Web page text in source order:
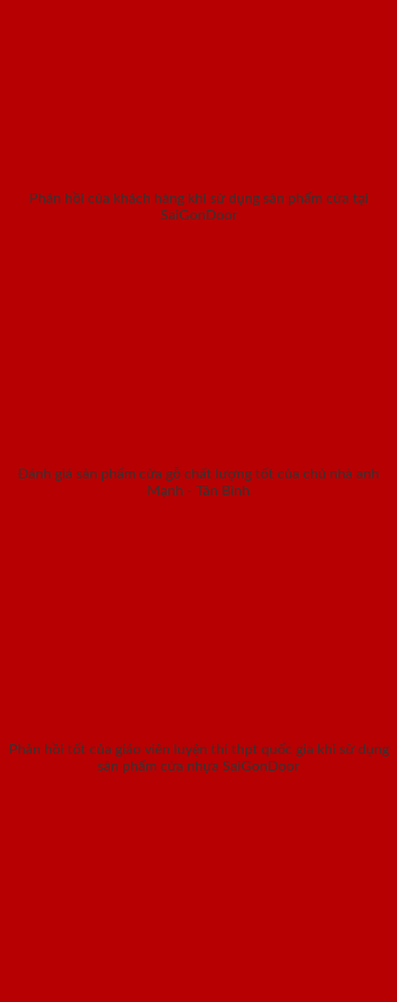
Phản hồi của khách hàng khi sử dụng sản phẩm cửa tại
SaiGonDoor
Đánh giá sản phẩm cửa gỗ chất lượng tốt của chủ nhà anh
Mạnh - Tân Bình
Phản hồi tốt của giáo viên luyện thi thpt quốc gia khi sử dụng
sản phẩm cửa nhựa SaiGonDoor